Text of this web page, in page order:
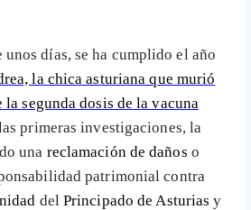
unos días, se ha cumplido el año
la chica asturiana que murió
segunda dosis de la vacuna
primeras investigaciones, la
una reclamación de daños o
patrimonial contra
del Principado de Asturias y